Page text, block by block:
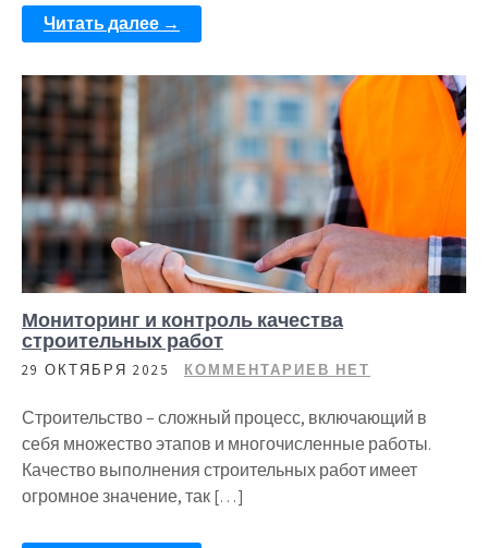
Читать далее →
Мониторинг и контроль качества
строительных работ
29 ОКТЯБРЯ 2025 КОММЕНТАРИЕВ НЕТ
Строительство – сложный процесс, включающий в
себя множество этапов и многочисленные работы.
Качество выполнения строительных работ имеет
огромное значение, так […]